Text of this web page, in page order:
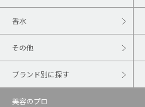
香水
その他
ブランド別に探す
美容のプロ